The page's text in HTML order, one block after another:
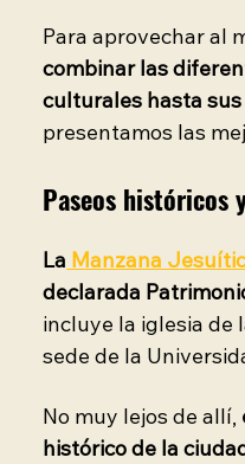
Para aprovechar al
combinar las
culturales hasta
presentamos las
Paseos históricos
La Manzana
declarada
incluye la iglesia de
sede de la
No muy lejos de allí,
histórico de la